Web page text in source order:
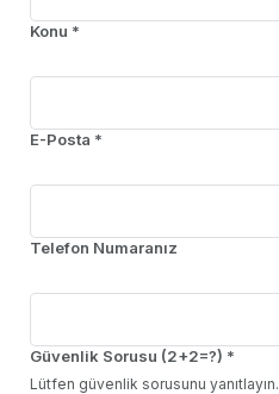
Konu *
E-Posta *
Telefon Numaranız
Güvenlik Sorusu (2+2=?) *
Lütfen güvenlik sorusunu yanıtlayın.